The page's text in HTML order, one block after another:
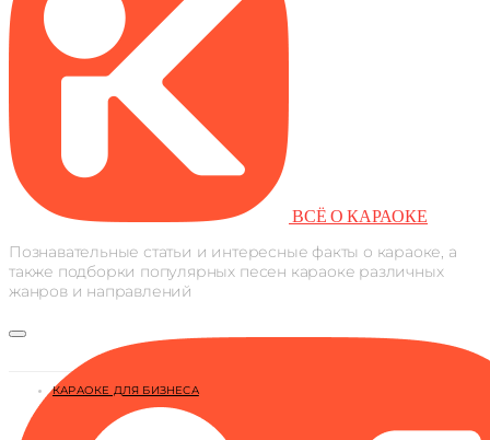
ВСЁ О КАРАОКЕ
Познавательные статьи и интересные факты о караоке, а
также подборки популярных песен караоке различных
жанров и направлений
КАРАОКЕ ДЛЯ БИЗНЕСА